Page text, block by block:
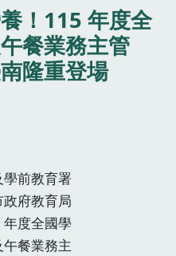
！115 年度全
餐業務主管
隆重登場
前教育署
府教育局
度全國學
餐業務主